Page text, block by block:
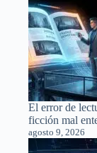
El error de
ficción mal
agosto 9, 2026